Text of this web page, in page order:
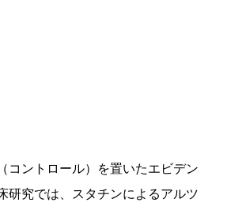
コントロール）を置いたエビデン
研究では、スタチンによるアルツ